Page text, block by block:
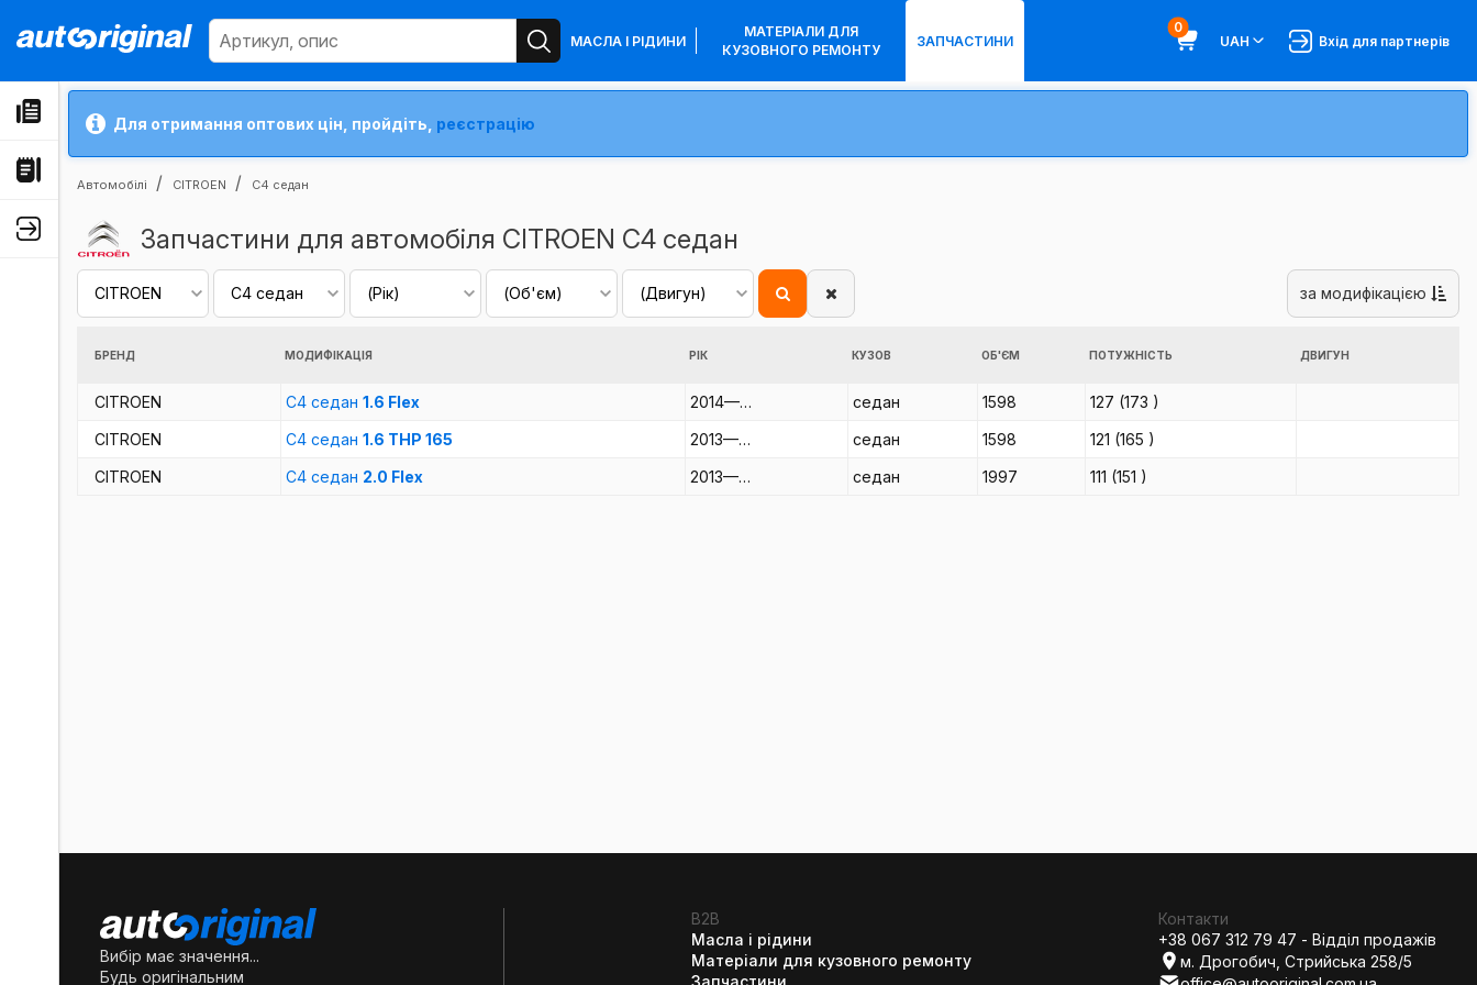
МАСЛА І РІДИНИ
МАТЕРІАЛИ ДЛЯ
КУЗОВНОГО РЕМОНТУ
ЗАПЧАСТИНИ
0
UAH
Вхід для партнерів
Для отримання оптових цін, пройдіть, реєстрацію
Автомобілі CITROEN C4 седан
Запчастини для автомобіля CITROEN C4 седан
за модифікацією
БРЕНД МОДИФІКАЦІЯ РІК КУЗОВ ОБ'ЄМ ПОТУЖНІСТЬ ДВИГУН
CITROEN C4 седан 1.6 Flex 2014—… седан 1598 127 (173 )
CITROEN
C4 седан 1.6 THP 165 2013—… седан 1598 121 (165 )
CITROEN
C4 седан 2.0 Flex 2013—… седан 1997 111 (151 )
Вибір має значення...
Будь оригінальним
B2B
Масла і рідини
Матеріали для кузовного ремонту
Запчастини
Контакти
+38 067 312 79 47 - Відділ продажів
м. Дрогобич, Стрийська 258/5